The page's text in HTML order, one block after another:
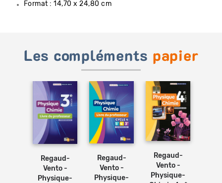
Format : 14,70 x 24,80 cm
Les compléments papier
Regaud-
Vento -
Physique-
Regaud-
Vento -
Physique-
Ajouter
au
Regaud-
Vento -
Physique-